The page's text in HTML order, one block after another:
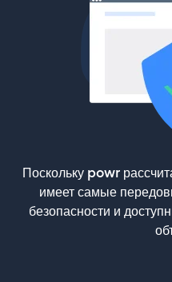
Поскольку powr
имеет самые
безопасности и